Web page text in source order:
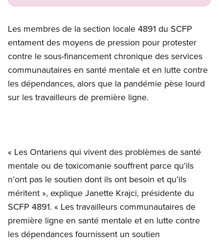
Les membres de la section locale 4891 du SCFP
entament des moyens de pression pour protester
contre le sous-financement chronique des services
communautaires en santé mentale et en lutte contre
les dépendances, alors que la pandémie pèse lourd
sur les travailleurs de première ligne.
« Les Ontariens qui vivent des problèmes de santé
mentale ou de toxicomanie souffrent parce qu’ils
n’ont pas le soutien dont ils ont besoin et qu’ils
méritent », explique Janette Krajci, présidente du
SCFP 4891. « Les travailleurs communautaires de
première ligne en santé mentale et en lutte contre
les dépendances fournissent un soutien